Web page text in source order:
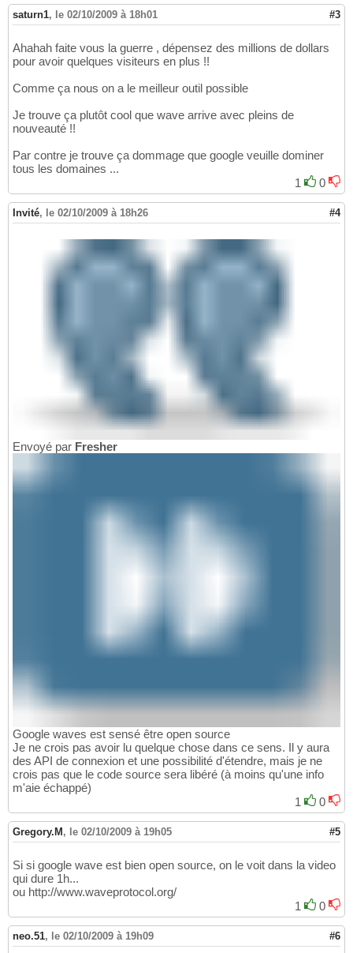
saturn1, le 02/10/2009 à 18h01 #3
Ahahah faite vous la guerre , dépensez des millions de dollars
pour avoir quelques visiteurs en plus !!
Comme ça nous on a le meilleur outil possible
Je trouve ça plutôt cool que wave arrive avec pleins de
nouveauté !!
Par contre je trouve ça dommage que google veuille dominer
tous les domaines ...
1
0
Invité, le 02/10/2009 à 18h26 #4
Envoyé par Fresher
Google waves est sensé être open source
Je ne crois pas avoir lu quelque chose dans ce sens. Il y aura
des API de connexion et une possibilité d'étendre, mais je ne
crois pas que le code source sera libéré (à moins qu'une info
m'aie échappé)
1
0
Gregory.M , le 02/10/2009 à 19h05 #5
Si si google wave est bien open source, on le voit dans la video
qui dure 1h...
ou http://www.waveprotocol.org/
1
0
neo.51, le 02/10/2009 à 19h09 #6